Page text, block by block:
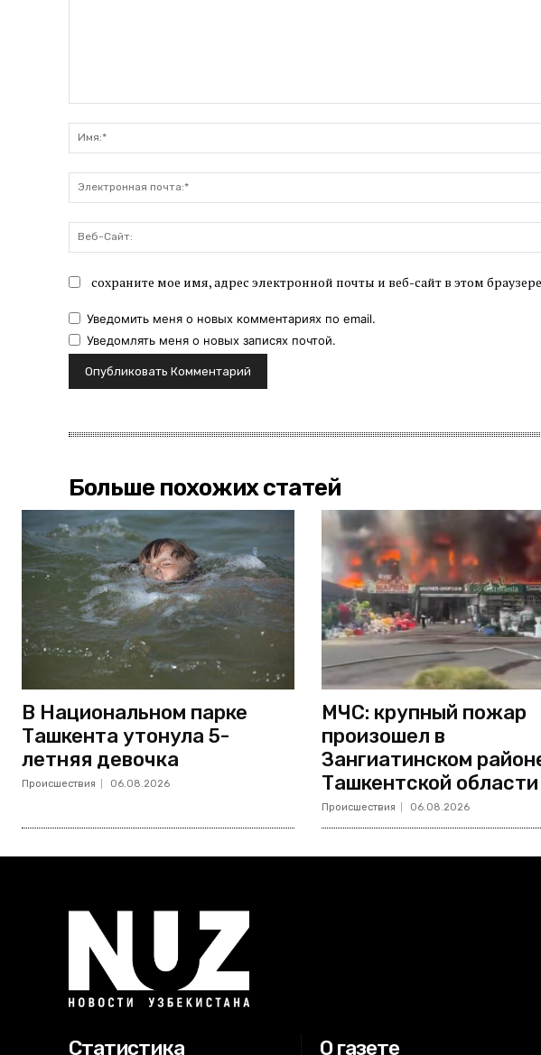
сохраните мое имя, адрес электронной почты и веб-сайт в этом
Уведомить меня о новых комментариях по email.
Уведомлять меня о новых записях почтой.
Больше похожих статей
В Национальном парке
Ташкента утонула 5-
летняя девочка
Происшествия 06.08.2026
МЧС: крупный пожар
произошел в
Зангиатинском
Ташкентской области
Происшествия 06.08.2026
Статистика О газете